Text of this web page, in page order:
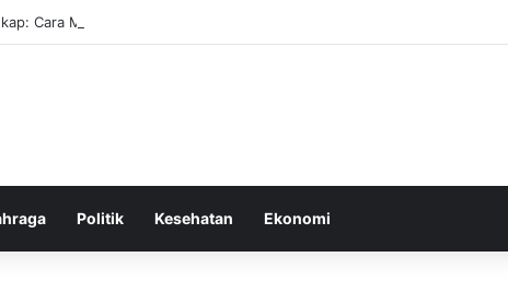
Cara Membuat Website Gratis Tanpa Coding
Politik Kesehatan Ekonomi